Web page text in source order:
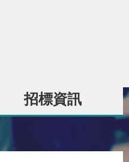
招標資訊